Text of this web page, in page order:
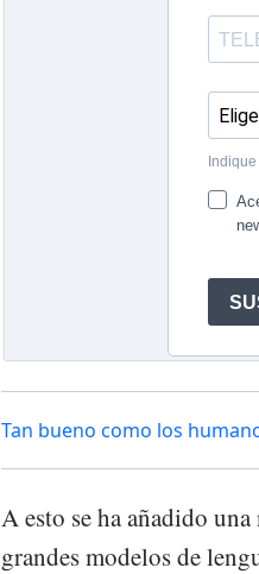
Tan bueno como los
A esto se ha añadido
grandes modelos de